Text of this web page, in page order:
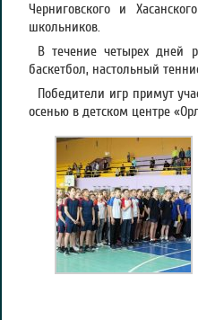
Черниговского и
школьников.
В течение четырех дней
баскетбол, настольный
Победители игр примут
осенью в детском центре